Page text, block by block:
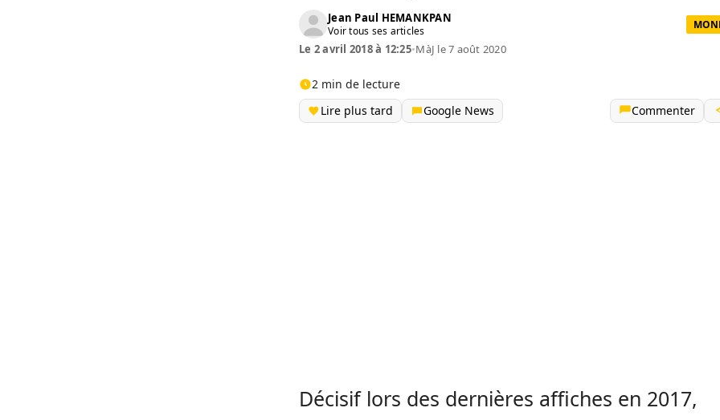
Jean Paul HEMANKPAN
Voir tous ses articles
Le 2 avril 2018 à 12:25•MàJ le 7 août 2020
2 min de lecture
Lire plus tard
Google News Commenter
Décisif lors des dernières affiches en 2017,